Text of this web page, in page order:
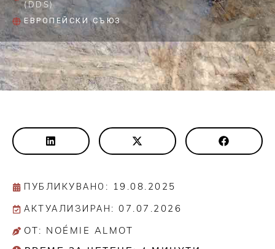
(DDS)
ЕВРОПЕЙСКИ СЪЮЗ
ПУБЛИКУВАНО: 19.08.2025
АКТУАЛИЗИРАН: 07.07.2026
OT: NOÉMIE ALMOT